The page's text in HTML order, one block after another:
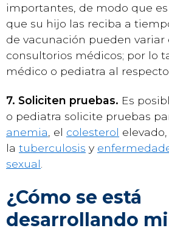
importantes, de modo que
que su hijo las reciba a
de vacunación pueden
consultorios médicos; por lo
médico o pediatra al respecto.
7. Soliciten pruebas. Es
o pediatra solicite pruebas
anemia , el colesterol elevado,
la tuberculosis y
sexual
¿Cómo se está
desarrollando